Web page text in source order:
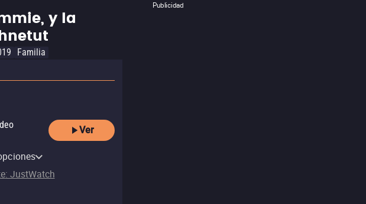
Publicidad
y la
Familia
Ver
with
: JustWatch